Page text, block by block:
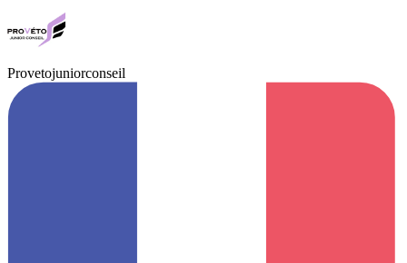
Provetojuniorconseil